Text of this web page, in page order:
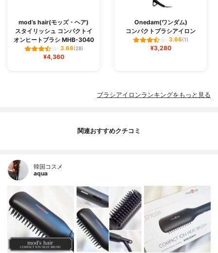
mod’s hair(モッズ・ヘア)
スタイリッシュ コンパクトイ
オンヒートブラシ MHB-3040
3.68(28)
¥4,360
Onedam(ワンダム)
コンパクトブラシアイロン
3.66(1)
¥3,280
ブラシアイロンランキングをもっと見る
関連おすすめクチコミ
韓国コスメ
aqua